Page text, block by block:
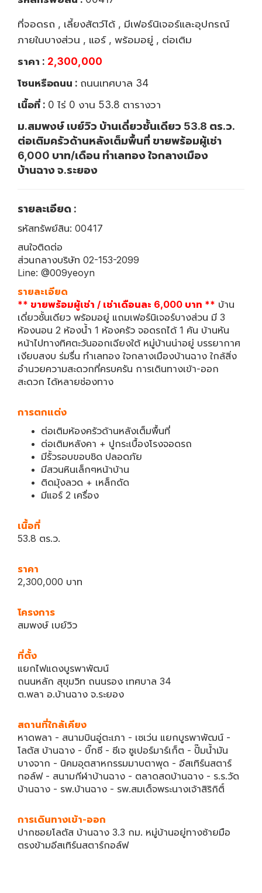
ที่จอดรถ , เลี้ยงสัตว์ได้ , มีเฟอร์นิเจอร์และอุปกรณ์
ภายในบางส่วน , แอร์ , พร้อมอยู่ , ต่อเติม
ราคา : 2,300,000
โซนหรือถนน : ถนนเทศบาล 34
เนื้อที่ : 0 ไร่ 0 งาน 53.8 ตารางวา
ม.สมพงษ์ เบย์วิว บ้านเดี่ยวชั้นเดียว 53.8 ตร.ว.
ต่อเติมครัวด้านหลังเต็มพื้นที่ ขายพร้อมผู้เช่า
6,000 บาท/เดือน ทำเลทอง ใจกลางเมือง
บ้านฉาง จ.ระยอง
รายละเอียด :
รหัสทรัพย์สิน: 00417
สนใจติดต่อ
ส่วนกลางบริษัท 02-153-2099
Line: @009yeoyn
รายละเอียด
** ขายพร้อมผู้เช่า / เช่าเดือนละ 6,000 บาท ** บ้าน
เดี่ยวชั้นเดียว พร้อมอยู่ แถมเฟอร์นิเจอร์บางส่วน มี 3
ห้องนอน 2 ห้องน้ำ 1 ห้องครัว จอดรถได้ 1 คัน บ้านหัน
หน้าไปทางทิศตะวันออกเฉียงใต้ หมู่บ้านน่าอยู่ บรรยากาศ
เงียบสงบ ร่มรื่น ทำเลทอง ใจกลางเมืองบ้านฉาง ใกล้สิ่ง
อำนวยความสะดวกที่ครบครัน การเดินทางเข้า-ออก
สะดวก ได้หลายช่องทาง
การตกแต่ง
ต่อเติมห้องครัวด้านหลังเต็มพื้นที่
ต่อเติมหลังคา + ปูกระเบื้องโรงจอดรถ
มีรั้วรอบขอบชิด ปลอดภัย
มีสวนหินเล็กๆหน้าบ้าน
ติดมุ้งลวด + เหล็กดัด
มีแอร์ 2 เครื่อง
เนื้อที่
53.8 ตร.ว.
ราคา
2,300,000 บาท
โครงการ
สมพงษ์ เบย์วิว
ที่ตั้ง
แยกไฟแดงบูรพาพัฒน์
ถนนหลัก สุขุมวิท ถนนรอง เทศบาล 34
ต.พลา อ.บ้านฉาง จ.ระยอง
สถานที่ใกล้เคียง
หาดพลา - สนามบินอู่ตะเภา - เซเว่น แยกบูรพาพัฒน์ -
โลตัส บ้านฉาง - บิ๊กซี - ซีเจ ซูเปอร์มาร์เก็ต - ปั๊มน้ำมัน
บางจาก - นิคมอุตสาหกรรมมาบตาพุด - อีสเทิร์นสตาร์
กอล์ฟ - สนามกีฬาบ้านฉาง - ตลาดสดบ้านฉาง - ร.ร.วัด
บ้านฉาง - รพ.บ้านฉาง - รพ.สมเด็จพระนางเจ้าสิริกิติ์
การเดินทางเข้า-ออก
ปากซอยโลตัส บ้านฉาง 3.3 กม. หมู่บ้านอยู่ทางซ้ายมือ
ตรงข้ามอีสเทิร์นสตาร์กอล์ฟ